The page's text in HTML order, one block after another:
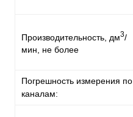
Производительность, дм3/
мин, не более
Погрешность измерения по
каналам: